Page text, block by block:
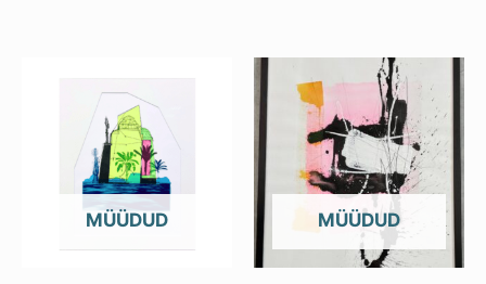
OUT OF STOCK OUT OF STOCK